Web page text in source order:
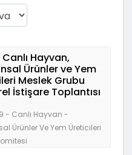
Hayvan,
Ürünler ve Yem
Meslek Grubu
İstişare Toplantısı
- Canlı Hayvan -
Ürünler Ve Yem Üreticileri